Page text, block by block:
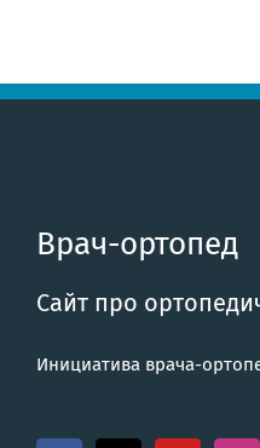
Врач-ортопед
Сайт про
Инициатива врача-